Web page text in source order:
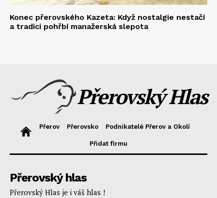
Konec přerovského Kazeta: Když nostalgie nestačí
a tradici pohřbí manažerská slepota
Přerovský Hlas
Přerov Přerovsko Podnikatelé Přerov a Okolí
Přidat firmu
Přerovský hlas
Přerovský Hlas je i váš hlas !